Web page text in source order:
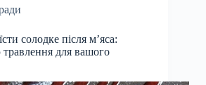
солодке після м’яса:
травлення для вашого